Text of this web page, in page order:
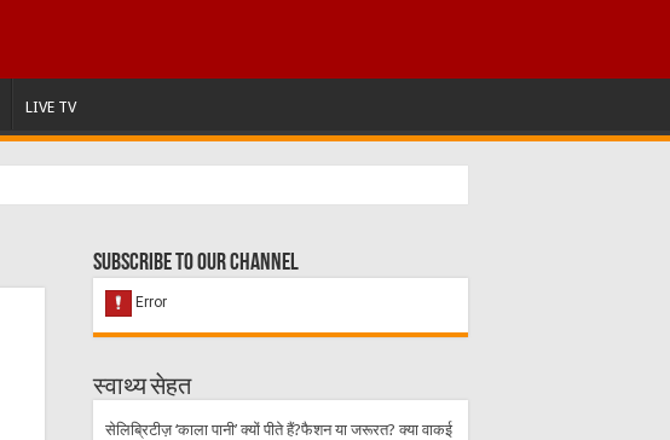
LIVE TV
Subscribe to our Channel
स्वाथ्य सेहत
सेलिब्रिटीज़ ‘काला पानी’ क्यों पीते हैं?फैशन या जरूरत? क्या वाकई